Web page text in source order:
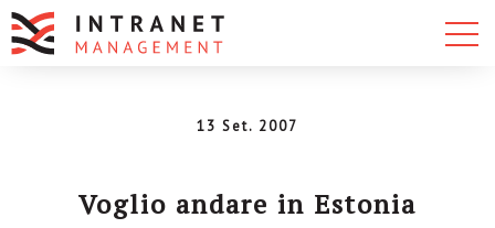
13 Set. 2007
Voglio andare in Estonia